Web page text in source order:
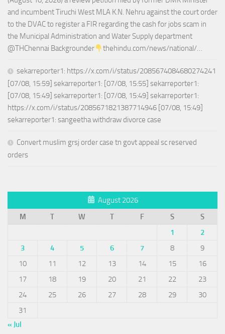
and incumbent Tiruchi West MLA K.N. Nehru against the court order
to the DVAC to register a FIR regarding the cash for jobs scam in
the Municipal Administration and Water Supply department
@THChennai Backgrounder
thehindu.com/news/national/…
sekarreporter1: https://x.com/i/status/2085674084680274241
[07/08, 15:59] sekarreporter1: [07/08, 15:55] sekarreporter1:
[07/08, 15:49] sekarreporter1: [07/08, 15:49] sekarreporter1:
https://x.com/i/status/2085671821387714946 [07/08, 15:49]
sekarreporter1: sangeetha withdraw divorce case
Convert muslim grsj order case tn govt appeal sc reserved
orders
August 2026
M
T W T F S
S
1
2
3
4 5 6 7 8
9
10
11 12 13 14 15
16
17
18 19 20 21 22
23
24
25 26 27 28 29
30
31
« Jul